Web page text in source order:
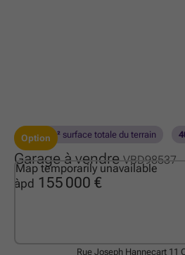
Garage à vendre VBD98537
Option
àpd 155 000 €
1244 m² surface totale du terrain
Map temporarily unavailable
Rue Joseph Hannecart 11